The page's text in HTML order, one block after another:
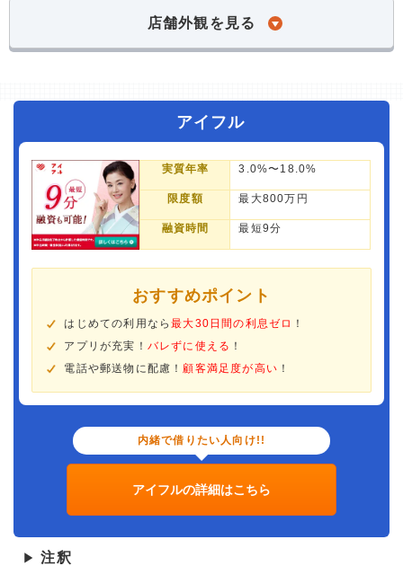
店舗外観を見る
アイフル
実質年率 3.0%〜18.0%
限度額 最大800万円
融資時間 最短9分
おすすめポイント
はじめての利用なら最大30日間の利息ゼロ ！
アプリが充実！ バレずに使える ！
電話や郵送物に配慮！顧客満足度が高い ！
内緒で借りたい人向け!!
アイフルの詳細はこちら
▶ 注釈